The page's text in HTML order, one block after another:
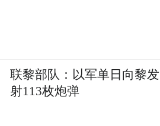
联黎部队：以军单日向黎发
射113枚炮弹